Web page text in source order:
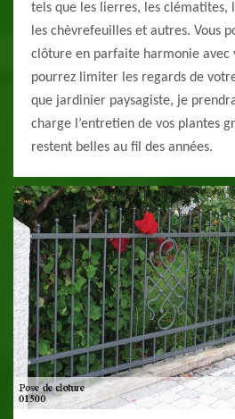
tels que les lierres, les clématites,
les chèvrefeuilles et autres. Vous
clôture en parfaite harmonie avec
pourrez limiter les regards de
que jardinier paysagiste, je
charge l’entretien de vos plantes
restent belles au fil des années.